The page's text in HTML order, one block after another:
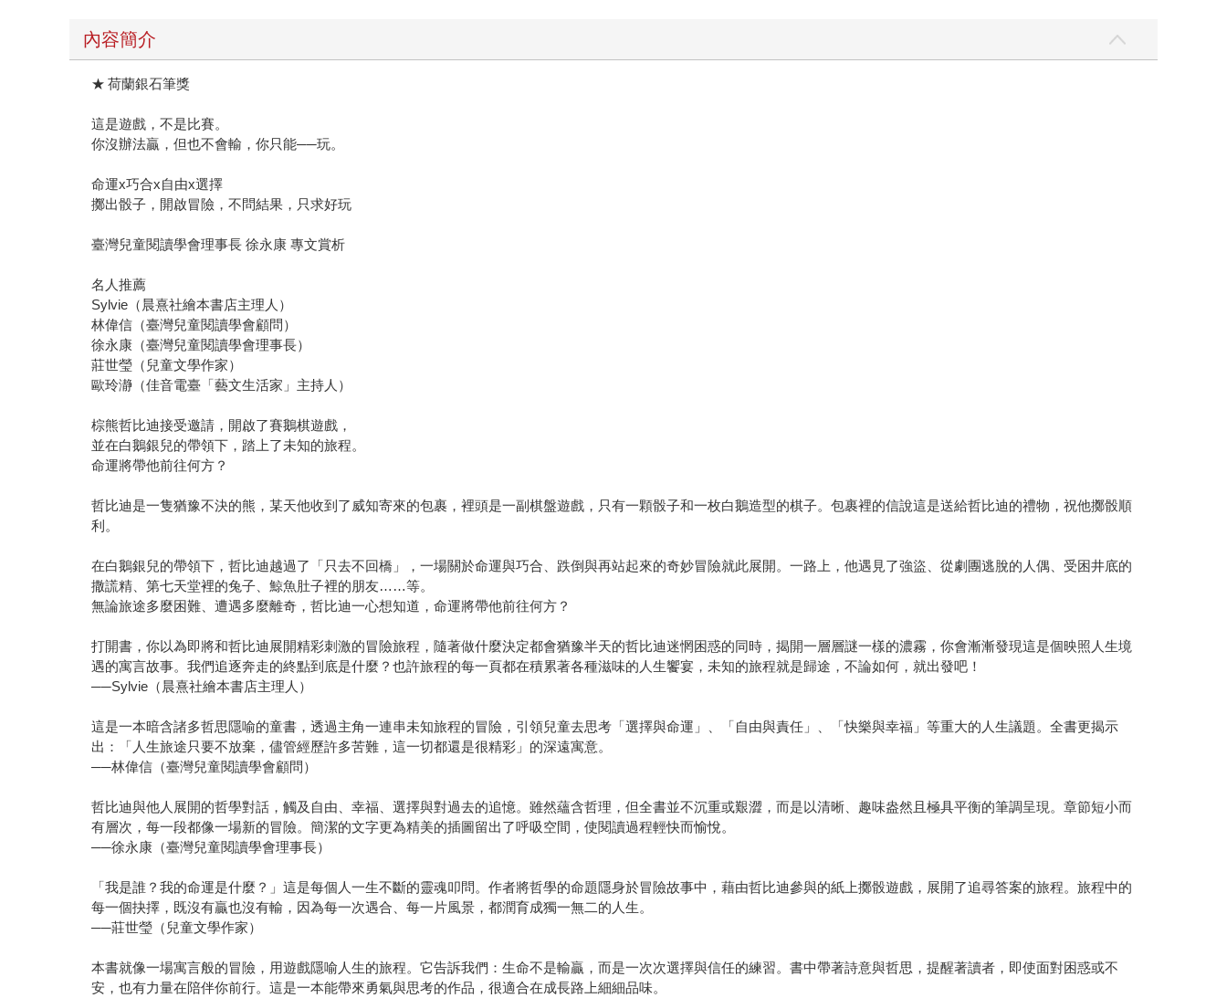
內容簡介
★ 荷蘭銀石筆獎
這是遊戲，不是比賽。
你沒辦法贏，但也不會輸，你只能──玩。
命運x巧合x自由x選擇
擲出骰子，開啟冒險，不問結果，只求好玩
臺灣兒童閱讀學會理事長 徐永康 專文賞析
名人推薦
Sylvie（晨熹社繪本書店主理人）
林偉信（臺灣兒童閱讀學會顧問）
徐永康（臺灣兒童閱讀學會理事長）
莊世瑩（兒童文學作家）
歐玲瀞（佳音電臺「藝文生活家」主持人）
棕熊哲比迪接受邀請，開啟了賽鵝棋遊戲，
並在白鵝銀兒的帶領下，踏上了未知的旅程。
命運將帶他前往何方？
哲比迪是一隻猶豫不決的熊，某天他收到了威知寄來的包裹，裡頭是一副棋盤遊戲，只有一顆骰子和一枚白鵝造型的棋子。包裹裡的信說這是送給哲比迪的禮物，祝他擲骰順
利。
在白鵝銀兒的帶領下，哲比迪越過了「只去不回橋」，一場關於命運與巧合、跌倒與再站起來的奇妙冒險就此展開。一路上，他遇見了強盜、從劇團逃脫的人偶、受困井底的
撒謊精、第七天堂裡的兔子、鯨魚肚子裡的朋友……等。
無論旅途多麼困難、遭遇多麼離奇，哲比迪一心想知道，命運將帶他前往何方？
打開書，你以為即將和哲比迪展開精彩刺激的冒險旅程，隨著做什麼決定都會猶豫半天的哲比迪迷惘困惑的同時，揭開一層層謎一樣的濃霧，你會漸漸發現這是個映照人生境
遇的寓言故事。我們追逐奔走的終點到底是什麼？也許旅程的每一頁都在積累著各種滋味的人生饗宴，未知的旅程就是歸途，不論如何，就出發吧！
──Sylvie（晨熹社繪本書店主理人）
這是一本暗含諸多哲思隱喻的童書，透過主角一連串未知旅程的冒險，引領兒童去思考「選擇與命運」、「自由與責任」、「快樂與幸福」等重大的人生議題。全書更揭示
出：「人生旅途只要不放棄，儘管經歷許多苦難，這一切都還是很精彩」的深遠寓意。
──林偉信（臺灣兒童閱讀學會顧問）
哲比迪與他人展開的哲學對話，觸及自由、幸福、選擇與對過去的追憶。雖然蘊含哲理，但全書並不沉重或艱澀，而是以清晰、趣味盎然且極具平衡的筆調呈現。章節短小而
有層次，每一段都像一場新的冒險。簡潔的文字更為精美的插圖留出了呼吸空間，使閱讀過程輕快而愉悅。
──徐永康（臺灣兒童閱讀學會理事長）
「我是誰？我的命運是什麼？」這是每個人一生不斷的靈魂叩問。作者將哲學的命題隱身於冒險故事中，藉由哲比迪參與的紙上擲骰遊戲，展開了追尋答案的旅程。旅程中的
每一個抉擇，既沒有贏也沒有輸，因為每一次遇合、每一片風景，都潤育成獨一無二的人生。
──莊世瑩（兒童文學作家）
本書就像一場寓言般的冒險，用遊戲隱喻人生的旅程。它告訴我們：生命不是輸贏，而是一次次選擇與信任的練習。書中帶著詩意與哲思，提醒著讀者，即使面對困惑或不
安，也有力量在陪伴你前行。這是一本能帶來勇氣與思考的作品，很適合在成長路上細細品味。